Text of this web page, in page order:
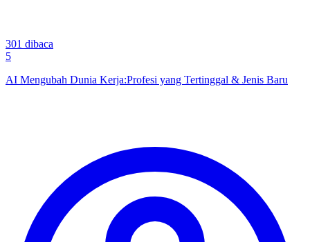
301 dibaca
5
AI Mengubah Dunia Kerja:Profesi yang Tertinggal & Jenis Baru